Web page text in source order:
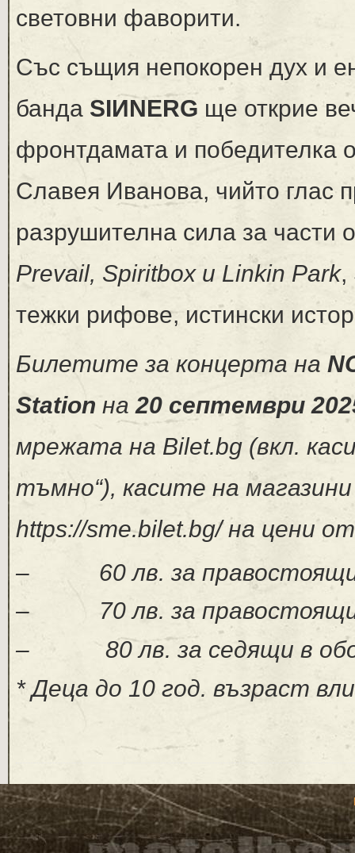
световни фаворити.
Със същия непокорен дух и
банда SIИNERG ще открие
фронтдамата и победителка
Славея Иванова, чийто глас
разрушителна сила за части
Prevail, Spiritbox и Linkin Park,
тежки рифове, истински
Билетите за концерта на
Station на 20 септември
мрежата на Bilet.bg (вкл.
тъмно“), касите на
https://sme.bilet.bg/ на цени
– 60 лв. за правостоящи
– 70 лв. за правостоящи
– 80 лв. за седящи в
* Деца до 10 год. възраст